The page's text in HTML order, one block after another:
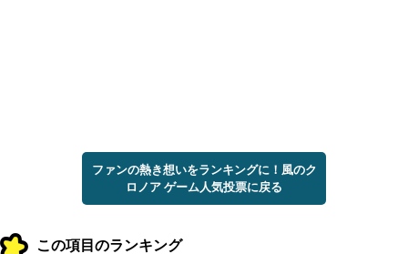
ファンの熱き想いをランキングに！風のク
ロノア ゲーム人気投票に戻る
この項目のランキング